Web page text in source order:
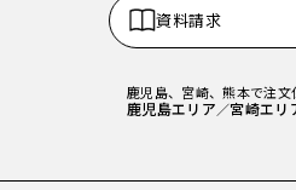
資料請求
鹿児島、宮崎、熊本で注
鹿児島エリア／宮崎エリ